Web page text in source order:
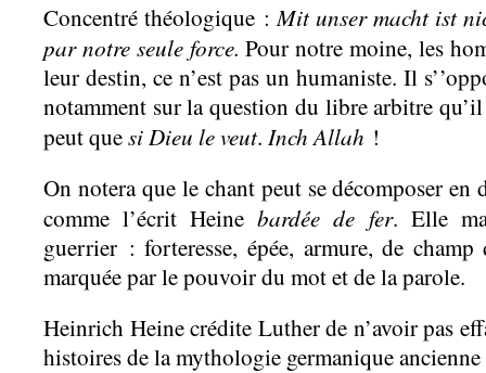
Concentré théologique : Mit unser macht ist
par notre seule force. Pour notre moine, les
leur destin, ce n’est pas un humaniste. Il
notamment sur la question du libre arbitre qu’il
peut quesi Dieu le veut. Inch Allah !
On notera que le chant peut se décomposer en
comme l’écrit Heinebardée de fer. Elle
guerrier : forteresse, épée, armure, de
marquée par le pouvoir du mot et de la parole.
Heinrich Heine crédite Luther de n’avoir pas
histoires de la mythologie germanique